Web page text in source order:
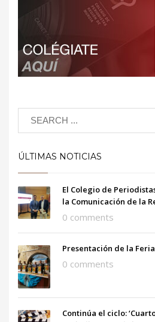
ÚLTIMAS NOTICIAS
El Colegio de
la Comunicación de la
0 comments
Presentación de la
0 comments
Continúa el ciclo: